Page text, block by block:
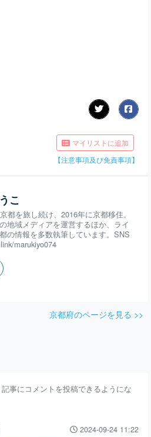
マイリストに追加
【注意事項及び免責事項】
こ
都を旅し続け、2016年に京都移住。
地域メディアを運営するほか、ライ
の情報を多数執筆しています。SNS
marukiyo074
京都府のページを見る >>
事にコメントを投稿できるようにな
2024-09-24 11:22